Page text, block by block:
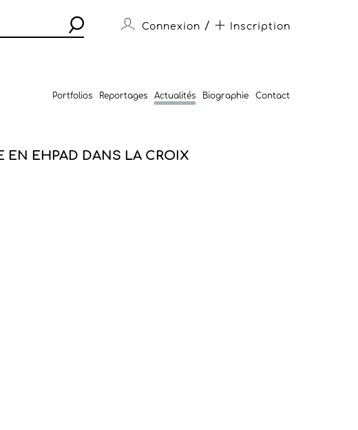
Connexion / Inscription
Portfolios Reportages Actualités Biographie Contact
EN EHPAD DANS LA CROIX